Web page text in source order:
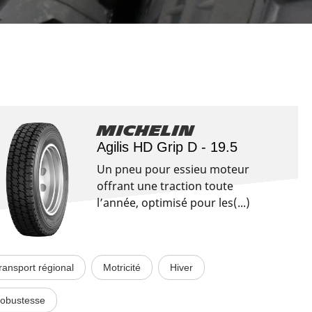
Aviation
Michelin
Agilis HD Grip D - 19.5
Un pneu pour essieu moteur
offrant une traction toute
l’année, optimisé pour les(...)
régional Motricité Hiver